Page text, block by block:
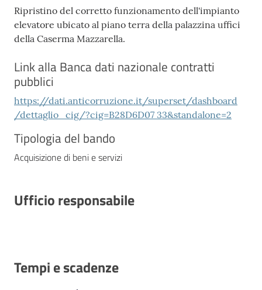
Ripristino del corretto funzionamento dell'impianto
elevatore ubicato al piano terra della palazzina uffici
della Caserma Mazzarella.
Link alla Banca dati nazionale contratti
pubblici
https://dati.anticorruzione.it/superset/dashboard
/dettaglio_cig/?cig=B28D6D07 33&standalone=2
Tipologia del bando
Acquisizione di beni e servizi
Ufficio responsabile
Tempi e scadenze